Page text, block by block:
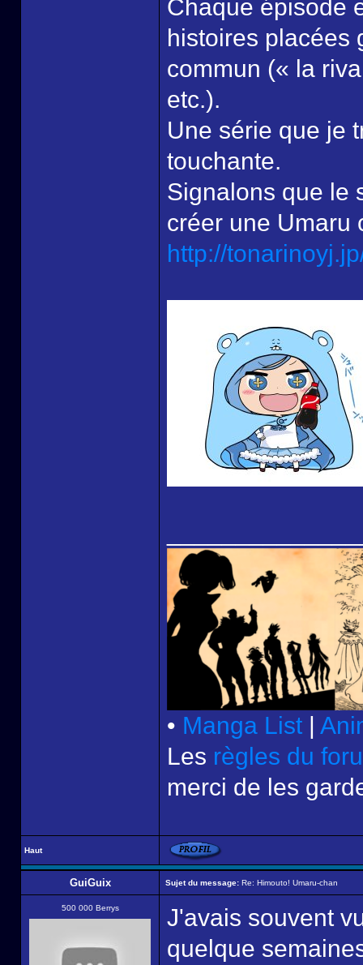
Chaque épisode
histoires placées
commun (« la
etc.).
Une série que je
touchante.
Signalons que le
créer une Umaru
http://
• Manga List |
Les règles du
merci de les
Haut
GuiGuix Sujet du message: Re: Himouto! Umaru-chan
500 000 Berrys
J'avais souvent
quelque